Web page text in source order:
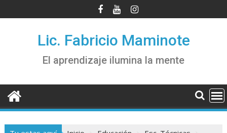
al
Lic. Fabricio Maminote
El aprendizaje ilumina la mente